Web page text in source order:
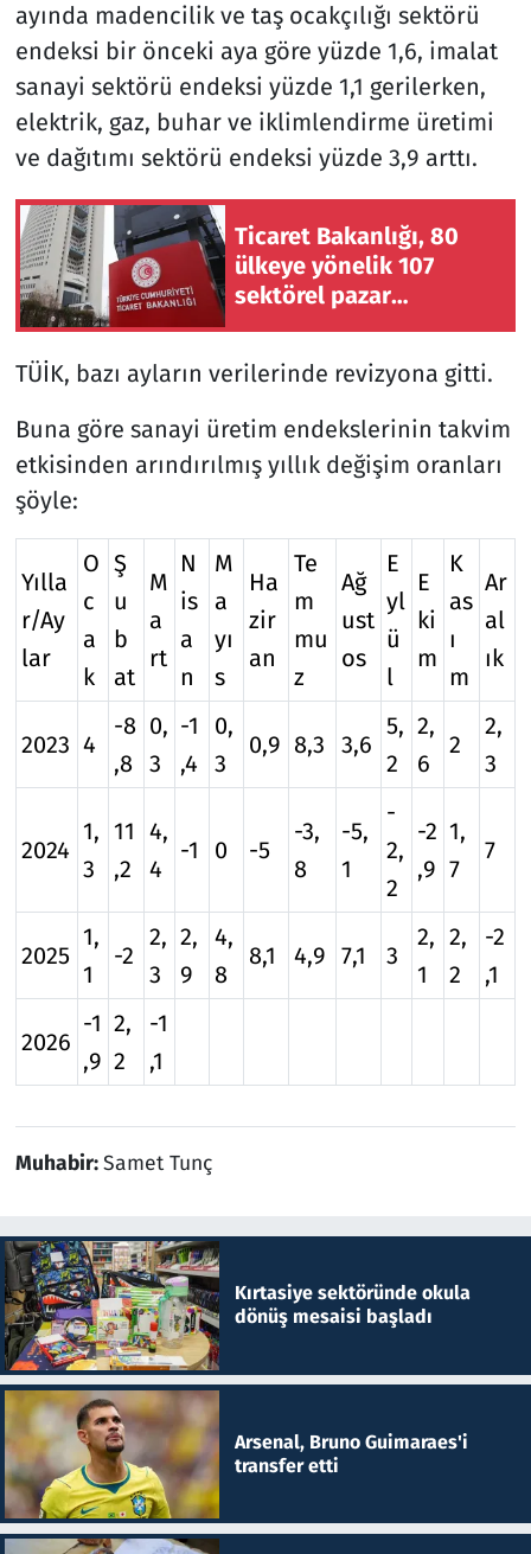
ayında madencilik ve taş ocakçılığı sektörü
endeksi bir önceki aya göre yüzde 1,6, imalat
sanayi sektörü endeksi yüzde 1,1 gerilerken,
elektrik, gaz, buhar ve iklimlendirme üretimi
ve dağıtımı sektörü endeksi yüzde 3,9 arttı.
Ticaret Bakanlığı, 80
ülkeye yönelik 107
sektörel pazar
TÜİK, bazı ayların verilerinde revizyona gitti.
Buna göre sanayi üretim endekslerinin takvim
etkisinden arındırılmış yıllık değişim oranları
şöyle:
Yılla
r/Ay
lar
O
c
a
k
Ş
u
b
at
M
a
rt
N
is
a
n
M
a
yı
s
Ha
zir
an
Te
m
mu
z
Ağ
ust
os
E
yl
ü
l
E
ki
m
K
as
ı
m
Ar
al
ık
2023 4
-8
,8
0,
3
-1
,4
0,
3
0,9 8,3 3,6
5,
2
2,
6
2
2,
3
2024
1,
3
11
,2
4,
4
-1 0 -5
-3,
8
-5,
1
-
2,
2
-2
,9
1,
7
7
2025
1,
1
-2
2,
3
2,
9
4,
8
8,1 4,9 7,1 3
2,
1
2,
2
-2
,1
2026
-1
,9
2,
2
-1
,1
Muhabir:Samet Tunç
Kırtasiye sektöründe okula
dönüş mesaisi başladı
Arsenal, Bruno Guimaraes'i
transfer etti